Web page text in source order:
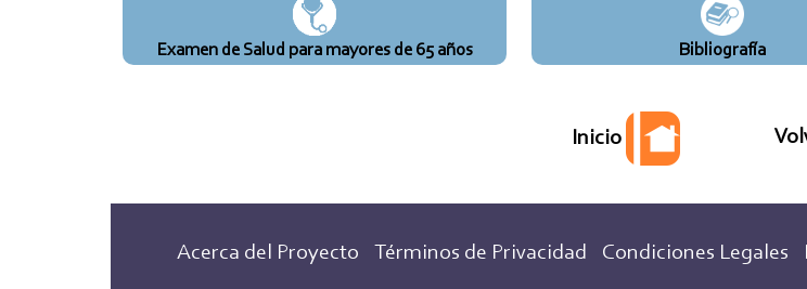
Examen de Salud para mayores de 65 años Bibliografía
Inicio
Acerca del Proyecto Términos de Privacidad Condiciones Legales